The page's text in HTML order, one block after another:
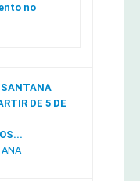
no
SANTANA
DE 5 DE